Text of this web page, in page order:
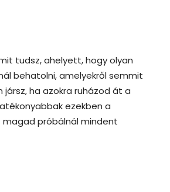
tudsz, ahelyett, hogy olyan
behatolni, amelyekről semmit
ha azokra ruházod át a
ezekben a
próbálnál mindent